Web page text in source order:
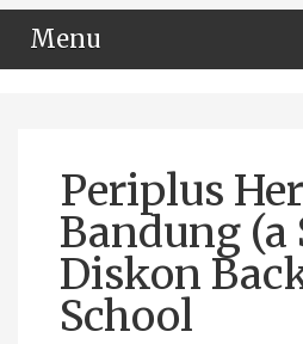
Menu
Periplus
Bandung (a
Diskon
School